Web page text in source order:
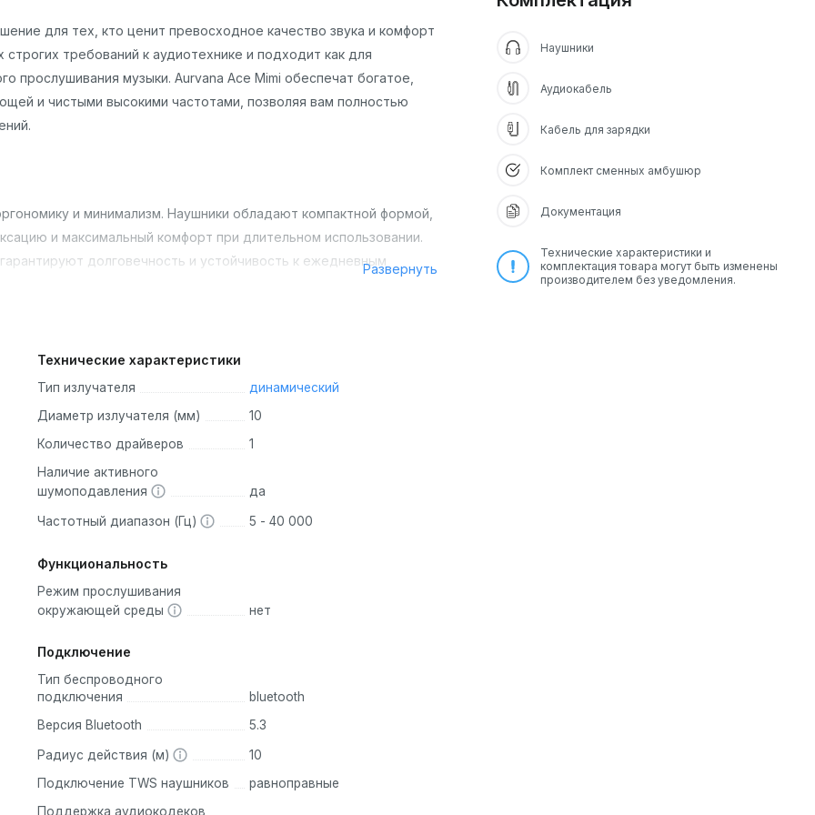
для тех, кто ценит превосходное качество звука и комфорт
требований к аудиотехнике и подходит как для
прослушивания музыки. Aurvana Ace Mimi обеспечат богатое,
и чистыми высокими частотами, позволяя вам полностью
и минимализм. Наушники обладают компактной формой,
и максимальный комфорт при длительном использовании.
долговечность и устойчивость к ежедневным
которые обеспечивают чистый, насыщенный звук с широким
и четкой передачей средних и высоких частот.
давление на уши, что делает использование максимально
сменных амбушюр позволяют подобрать идеальную
эффективно блокировать шум окружающей среды, создавая
гарантируют стабильную работу наушников при
аудиопродукт, который сочетает в себе высокое
Они идеально подойдут как для ежедневного
удовольствие от музыки в любом месте и в
Развернуть
Технические характеристики
Тип излучателя
динамический
Диаметр излучателя (мм)
10
Количество драйверов
1
Наличие активного
шумоподавления
да
Частотный диапазон (Гц) 5 - 40 000
Функциональность
Режим прослушивания
окружающей среды
нет
Подключение
Тип беспроводного
подключения
bluetooth
Версия Bluetooth
5.3
Радиус действия (м)
10
Подключение TWS наушников
равноправные
Поддержка аудиокодеков
Наушники
Аудиокабель
Кабель для зарядки
Комплект сменных амбушюр
Документация
Технические характеристики и
комплектация товара могут быть изменены
производителем без уведомления.